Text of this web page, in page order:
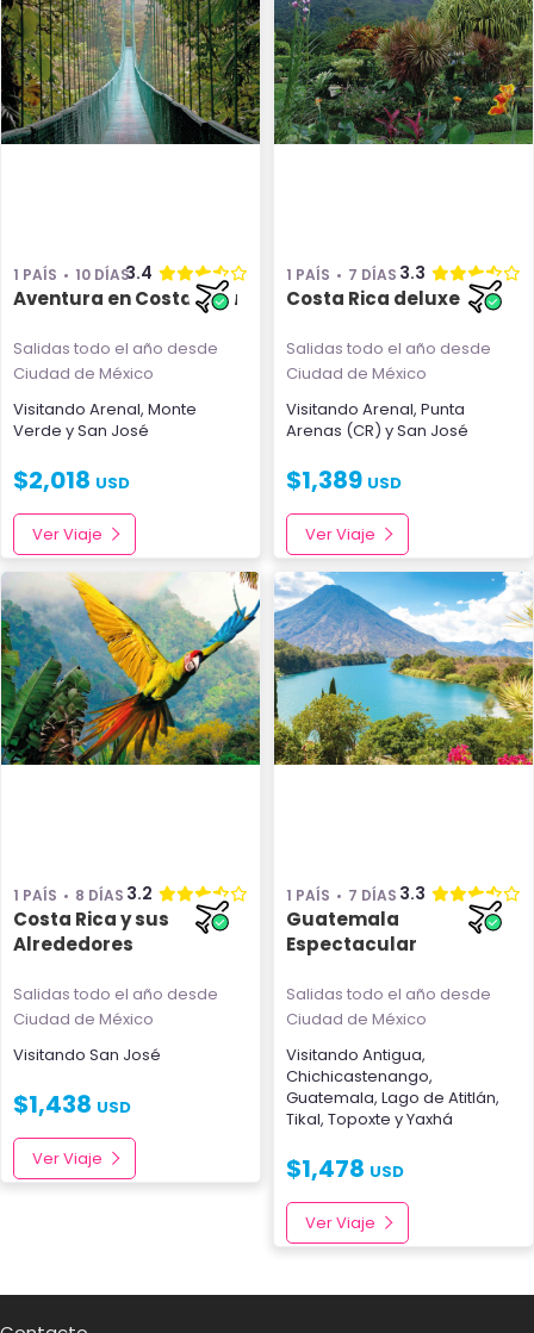
1 PAÍS 10 DÍAS3.4
Aventura en Costa Rica
Salidas todo el año desde
Ciudad de México
Visitando Arenal, Monte
Verde ySan José
$2,018 USD
Ver Viaje
1 PAÍS 7 DÍAS 3.3
Costa Rica deluxe
Salidas todo el año desde
Ciudad de México
Visitando Arenal, Punta
Arenas (CR) ySan José
$1,389 USD
Ver Viaje
1 PAÍS 8 DÍAS 3.2
Costa Rica y sus
Alrededores
Salidas todo el año desde
Ciudad de México
Visitando San José
$1,438 USD
Ver Viaje
1 PAÍS 7 DÍAS 3.3
Guatemala
Espectacular
Salidas todo el año desde
Ciudad de México
Visitando Antigua,
Chichicastenango,
Guatemala, Lago de Atitlán,
Tikal, Topoxte yYaxhá
$1,478 USD
Ver Viaje